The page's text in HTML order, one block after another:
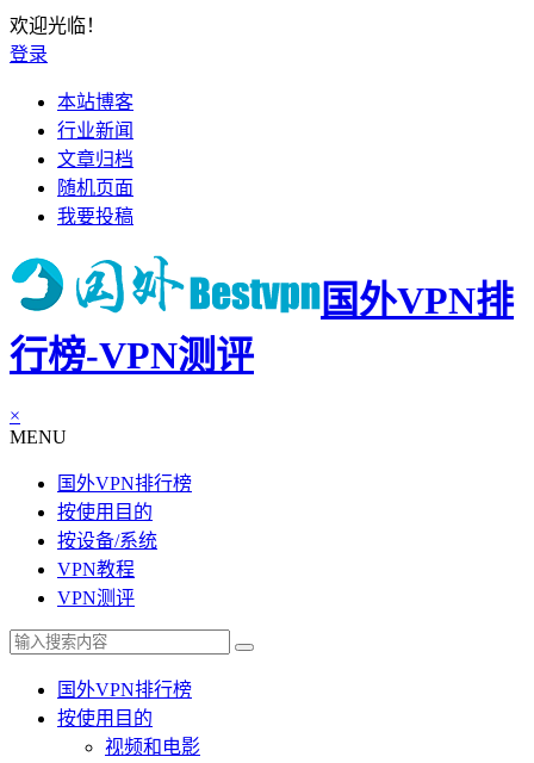
欢迎光临！
登录
本站博客
行业新闻
文章归档
随机页面
我要投稿
国外VPN排
行榜-VPN测评
×
MENU
国外VPN排行榜
按使用目的
按设备/系统
VPN教程
VPN测评
国外VPN排行榜
按使用目的
视频和电影